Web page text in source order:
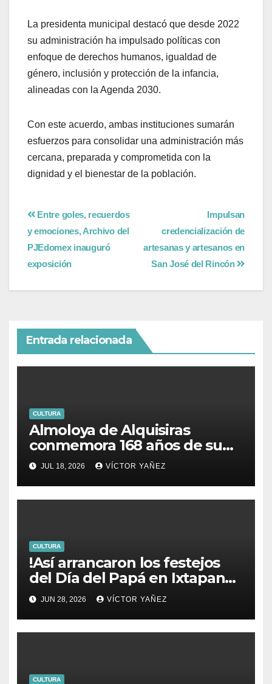
La presidenta municipal destacó que desde 2022
su administración ha impulsado políticas con
enfoque de derechos humanos, igualdad de
género, inclusión y protección de la infancia,
alineadas con la Agenda 2030.
Con este acuerdo, ambas instituciones sumarán
esfuerzos para consolidar una administración más
cercana, preparada y comprometida con la
dignidad y el bienestar de la población.
Impulsan
credencialización de
artesanas y artesanos en
San José del Rincón
Entre goles, recuerdos
y emociones, Archivo del
PJEdomex inauguró
exposición
Entrada relacionada
CULTURA
Almoloya de Alquisiras
conmemora 168 años de su
fundación
JUL 18, 2026 VÍCTOR YAÑEZ
CULTURA
!Así arrancaron los festejos
del Día del Papá en Ixtapan
de la Sal!
JUN 28, 2026 VÍCTOR YAÑEZ
CULTURA